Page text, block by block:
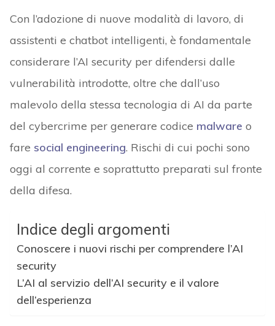
Con l’adozione di nuove modalità di lavoro, di
assistenti e chatbot intelligenti, è fondamentale
considerare l’AI security per difendersi dalle
vulnerabilità introdotte, oltre che dall’uso
malevolo della stessa tecnologia di AI da parte
del cybercrime per generare codice malware o
fare social engineering. Rischi di cui pochi sono
oggi al corrente e soprattutto preparati sul fronte
della difesa.
Indice degli argomenti
Conoscere i nuovi rischi per comprendere l’AI
security
L’AI al servizio dell’AI security e il valore
dell’esperienza